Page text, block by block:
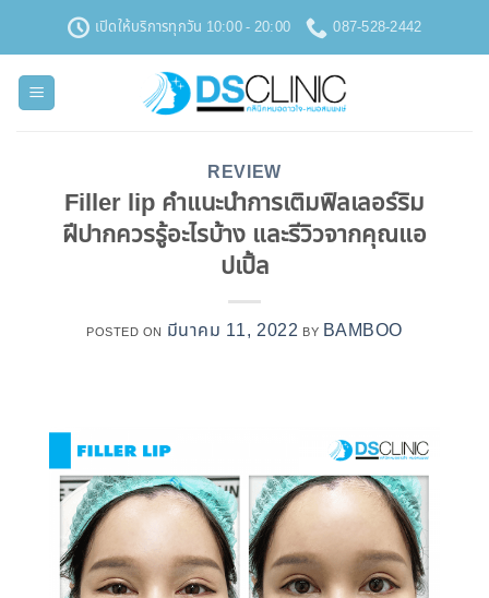
เนื้อหา
เปิดให้บริการทุกวัน 10:00 - 20:00 087-528-2442
REVIEW
Filler lip คำแนะนำการเติมฟิลเลอร์ริม
ฝีปากควรรู้อะไรบ้าง และรีวิวจากคุณแอ
ปเปิ้ล
POSTED ON มีนาคม 11, 2022 BY BAMBOO